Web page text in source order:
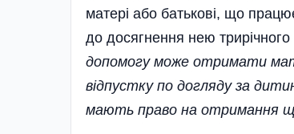
матері або батькові, що
до досягнення нею трирічного
допомогу може отримати
відпустку по догляду за
мають право на отримання